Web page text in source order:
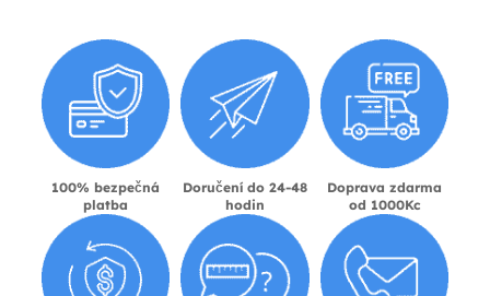
100% bezpečná
platba
Doručení do 24-48
hodin
Doprava zdarma
od 1000Kc